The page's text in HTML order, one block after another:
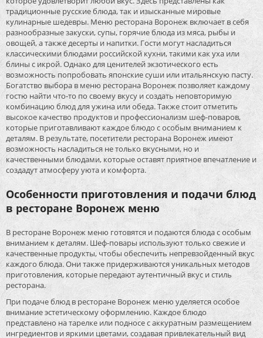
традиционные русские блюда, так и изысканные мировые
кулинарные шедевры. Меню ресторана Воронеж включает в себя
разнообразные закуски, супы, горячие блюда из мяса, рыбы и
овощей, а также десерты и напитки. Гости могут насладиться
классическими блюдами российской кухни, такими как уха или
блины с икрой. Однако для ценителей экзотического есть
возможность попробовать японские суши или итальянскую пасту.
Богатство выбора в меню ресторана Воронеж позволяет каждому
гостю найти что-то по своему вкусу и создать неповторимую
комбинацию блюд для ужина или обеда. Также стоит отметить
высокое качество продуктов и профессионализм шеф-поваров,
которые приготавливают каждое блюдо с особым вниманием к
деталям. В результате, посетители ресторана Воронеж имеют
возможность насладиться не только вкусными, но и
качественными блюдами, которые оставят приятное впечатление и
создадут атмосферу уюта и комфорта.
Особенности приготовления и подачи блюд
в ресторане Воронеж меню
В ресторане Воронеж меню готовятся и подаются блюда с особым
вниманием к деталям. Шеф-повары используют только свежие и
качественные продукты, чтобы обеспечить непревзойденный вкус
каждого блюда. Они также придерживаются уникальных методов
приготовления, которые передают аутентичный вкус и стиль
ресторана.
При подаче блюд в ресторане Воронеж меню уделяется особое
внимание эстетическому оформлению. Каждое блюдо
представлено на тарелке или подносе с аккуратным размещением
ингредиентов и яркими цветами, создавая привлекательный вид